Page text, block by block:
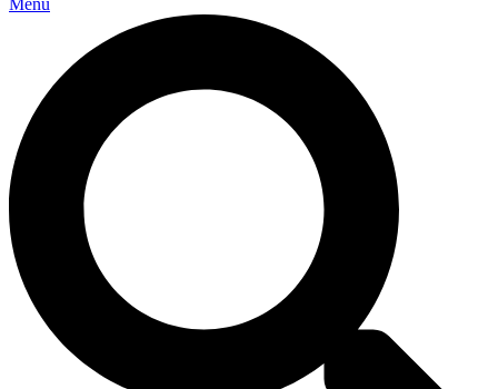
Menu